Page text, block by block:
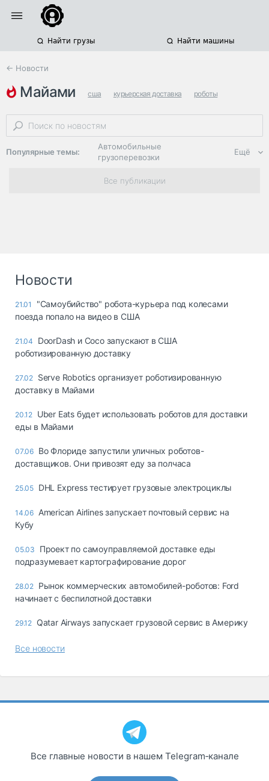
Найти грузы Найти машины
← Новости
майами сша курьерская доставка роботы
Популярные темы:
Автомобильные
грузоперевозки
Региональная
логистика
опасные грузы
страхование
Склады и
Коммерческий
Спецтехника
запчасти, шины
автохимия
Дзен
Ещё
Все публикации
Новости
21.01
"Самоубийство" робота-курьера под колесами
поезда попало на видео в США
21.04
DoorDash и Coco запускают в США
роботизированную доставку
27.02 Serve Robotics организует роботизированную
доставку в Майами
20.12 Uber Eats будет использовать роботов для доставки
еды в Майами
07.06 Во Флориде запустили уличных роботов-
доставщиков. Они привозят еду за полчаса
25.05 DHL Express тестирует грузовые электроциклы
14.06 American Airlines запускает почтовый сервис на
Кубу
05.03
Проект по самоуправляемой доставке еды
подразумевает картографирование дорог
28.02 Рынок коммерческих автомобилей-роботов: Ford
начинает с беспилотной доставки
29.12 Qatar Airways запускает грузовой сервис в Америку
Все новости
Все главные новости в нашем Telegram‑канале